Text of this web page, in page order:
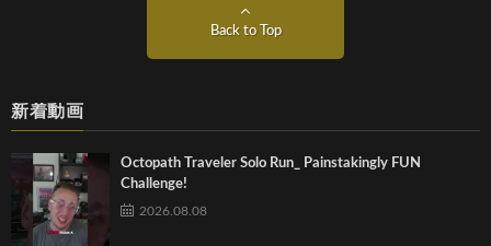
Back to Top
新着動画
Octopath Traveler Solo Run_ Painstakingly FUN
Challenge!
2026.08.08